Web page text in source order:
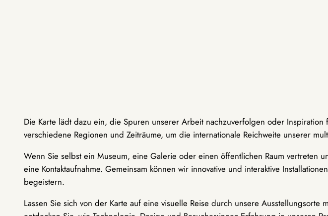
Die Karte lädt dazu ein, die Spuren unserer Arbeit nachzuverfolgen oder
verschiedene Regionen und Zeiträume, um die internationale Reichweite unserer
Wenn Sie selbst ein Museum, eine Galerie oder einen öffentlichen Raum
eine Kontaktaufnahme. Gemeinsam können wir innovative und interaktive
begeistern.
Lassen Sie sich von der Karte auf eine visuelle Reise durch unsere